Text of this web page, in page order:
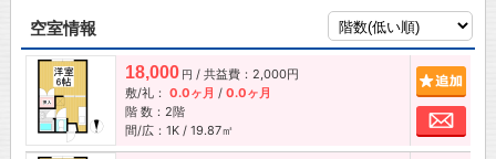
空室情報
18,000 円 / 共益費：2,000円
敷/礼： 0.0ヶ月 / 0.0ヶ月
階 数：2階
間/広：1K / 19.87㎡
お